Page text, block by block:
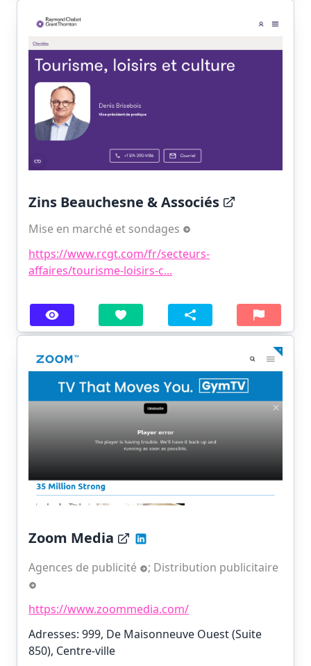
Zins Beauchesne & Associés
Mise en marché et sondages
https://www.rcgt.com/fr/secteurs-
affaires/tourisme-loisirs-c...
Zoom Media
Agences de publicité ; Distribution publicitaire
https://www.zoommedia.com/
Adresses: 999, De Maisonneuve Ouest (Suite
850), Centre-ville